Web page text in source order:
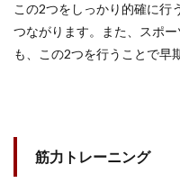
この2つをしっかり的確に行
つながります。また、スポ
も、この2つを行うことで早
筋力トレーニング